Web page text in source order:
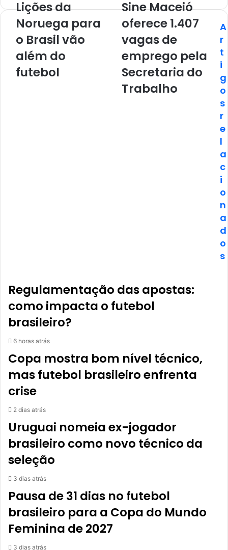
Lições da
Noruega para
o Brasil vão
além do
futebol
Sine Maceió
oferece 1.407
vagas de
emprego pela
Secretaria do
Trabalho
A
r
t
i
g
o
s
r
e
l
a
c
i
o
n
a
d
o
s
Regulamentação das apostas:
como impacta o futebol
brasileiro?
6 horas atrás
Copa mostra bom nível técnico,
mas futebol brasileiro enfrenta
crise
2 dias atrás
Uruguai nomeia ex-jogador
brasileiro como novo técnico da
seleção
3 dias atrás
Pausa de 31 dias no futebol
brasileiro para a Copa do Mundo
Feminina de 2027
3 dias atrás